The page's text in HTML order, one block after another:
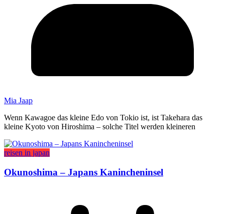
Mia Jaap
Wenn Kawagoe das kleine Edo von Tokio ist, ist Takehara das
kleine Kyoto von Hiroshima – solche Titel werden kleineren
reisen in japan
Okunoshima – Japans Kanincheninsel